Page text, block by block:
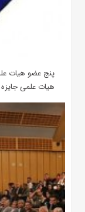
پنج عضو هیات
هیات علمی